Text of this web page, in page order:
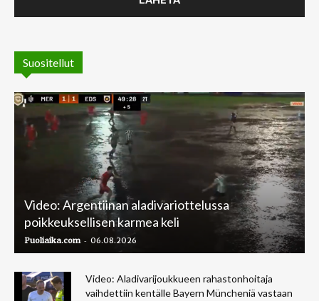
Suositellut
Video: Argentiinan aladivariottelussa
poikkeuksellisen karmea keli
Puoliaika.com - 06.08.2026
Video: Aladivarijoukkueen rahastonhoitaja
vaihdettiin kentälle Bayern Müncheniä vastaan